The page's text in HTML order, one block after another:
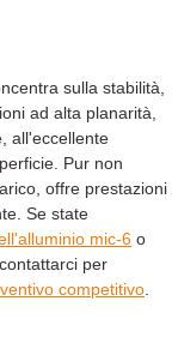
sulla stabilità,
ad alta planarità,
all'eccellente
Pur non
offre prestazioni
Se state
mic-6 o
per
competitivo.